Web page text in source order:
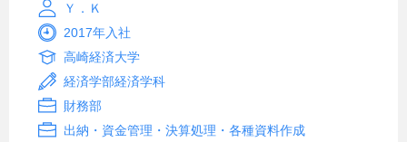
Ｙ．Ｋ
2017年入社
高崎経済大学
経済学部経済学科
財務部
出納・資金管理・決算処理・各種資料作成